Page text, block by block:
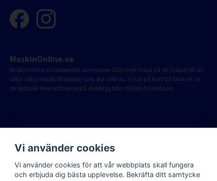
MaskinOnline.se
MaskinOnline.se lanserades sommaren 2021 med fokus på att hjälpa till att
välja rätt produkt till jobbet som ska utföras. Vi har på kort tid blivit en av
de ledande leverantörerna på elverktyg från HiKOKI Powertools.
Vi använder cookies
Vi använder cookies för att vår webbplats skall fungera
och erbjuda dig bästa upplevelse. Bekräfta ditt samtycke